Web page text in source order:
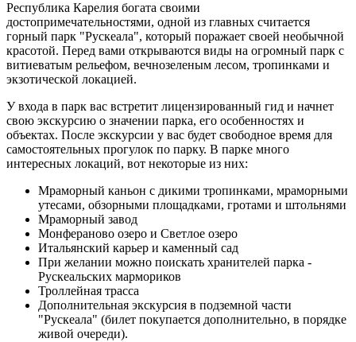
Республика Карелия богата своими
достопримечательностями, одной из главных считается
горный парк "Рускеала", который поражает своей необычной
красотой. Перед вами открываются виды на огромный парк с
витиеватым рельефом, вечнозеленым лесом, тропинками и
экзотической локацией.
У входа в парк вас встретит лицензированный гид и начнет
свою экскурсию о значении парка, его особенностях и
объектах. После экскурсии у вас будет свободное время для
самостоятельных прогулок по парку. В парке много
интересных локаций, вот некоторые из них:
Мраморный каньон с дикими тропинками, мраморными
утесами, обзорными площадками, гротами и штольнями
Мраморный завод
Монфераново озеро и Светлое озеро
Итальянский карьер и каменный сад
При желании можно поискать хранителей парка -
Рускеальских мармориков
Троллейная трасса
Дополнительная экскурсия в подземной части
"Рускеала" (билет покупается дополнительно, в порядке
живой очереди).